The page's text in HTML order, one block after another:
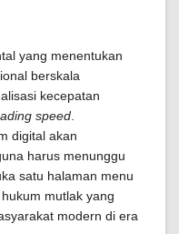
yang menentukan
berskala
kecepatan
speed
digital akan
harus menunggu
satu halaman menu
mutlak yang
modern di era